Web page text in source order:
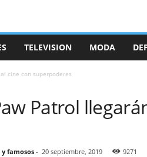
TELEVISION MODA
cine con superpoderes
Patrol
famosos- 20 septiembre, 2019 9271